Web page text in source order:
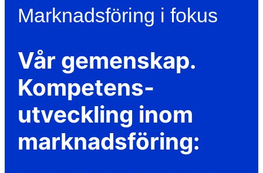
Marknadsföring i fokus
Vår gemenskap.
Kompetens-
utveckling inom
marknadsföring: